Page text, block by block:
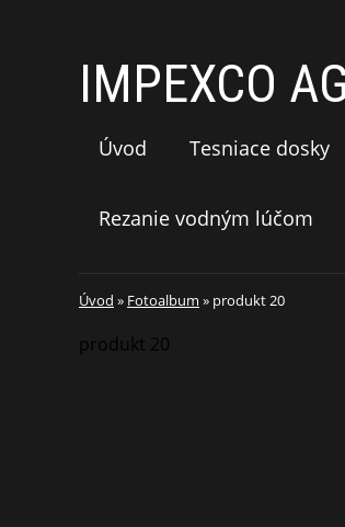
IMPEXCO
Úvod Tesniace dosky
Rezanie vodným lúčom
Úvod » Fotoalbum » produkt 20
produkt 20